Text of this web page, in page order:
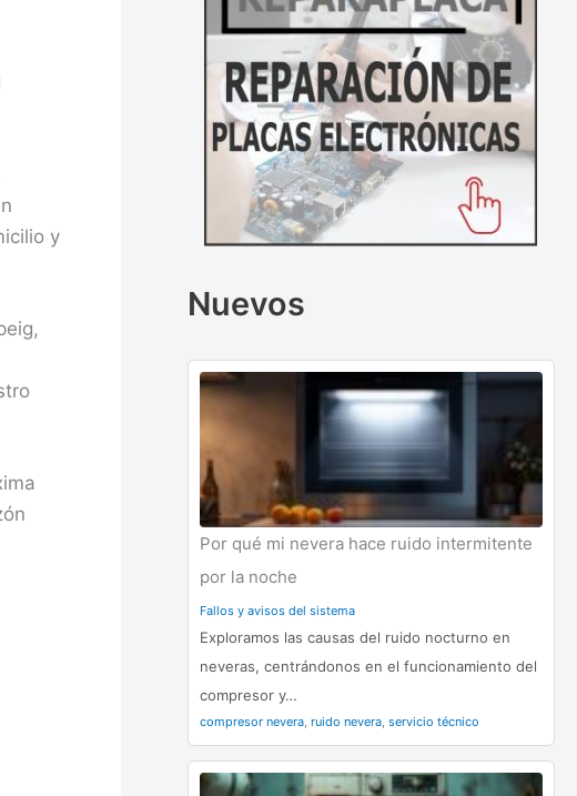
y
Nuevos
Por qué mi nevera hace ruido intermitente
por la noche
Fallos y avisos del sistema
Exploramos las causas del ruido nocturno en
neveras, centrándonos en el funcionamiento del
compresor y…
compresor nevera, ruido nevera, servicio técnico